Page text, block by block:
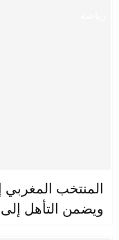
المنتخب
ويضمن التأهل إلى